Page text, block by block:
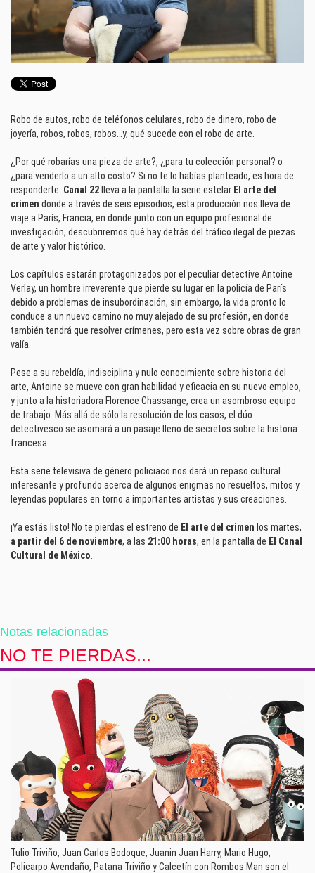
Robo de autos, robo de teléfonos celulares, robo de dinero, robo de
joyería, robos, robos, robos…y, qué sucede con el robo de arte.
¿Por qué robarías una pieza de arte?, ¿para tu colección personal? o
¿para venderlo a un alto costo? Si no te lo habías planteado, es hora de
responderte. Canal 22 lleva a la pantalla la serie estelar El arte del
crimen donde a través de seis episodios, esta producción nos lleva de
viaje a París, Francia, en donde junto con un equipo profesional de
investigación, descubriremos qué hay detrás del tráfico ilegal de piezas
de arte y valor histórico.
Los capítulos estarán protagonizados por el peculiar detective Antoine
Verlay, un hombre irreverente que pierde su lugar en la policía de París
debido a problemas de insubordinación, sin embargo, la vida pronto lo
conduce a un nuevo camino no muy alejado de su profesión, en donde
también tendrá que resolver crímenes, pero esta vez sobre obras de gran
valía.
Pese a su rebeldía, indisciplina y nulo conocimiento sobre historia del
arte, Antoine se mueve con gran habilidad y eficacia en su nuevo empleo,
y junto a la historiadora Florence Chassange, crea un asombroso equipo
de trabajo. Más allá de sólo la resolución de los casos, el dúo
detectivesco se asomará a un pasaje lleno de secretos sobre la historia
francesa.
Esta serie televisiva de género policiaco nos dará un repaso cultural
interesante y profundo acerca de algunos enigmas no resueltos, mitos y
leyendas populares en torno a importantes artistas y sus creaciones.
¡Ya estás listo! No te pierdas el estreno de El arte del crimen los martes,
a partir del 6 de noviembre, a las 21:00 horas, en la pantalla de El Canal
Cultural de México.
Notas relacionadas
NO TE PIERDAS...
Tulio Triviño, Juan Carlos Bodoque, Juanin Juan Harry, Mario Hugo,
Policarpo Avendaño, Patana Triviño y Calcetín con Rombos Man son el